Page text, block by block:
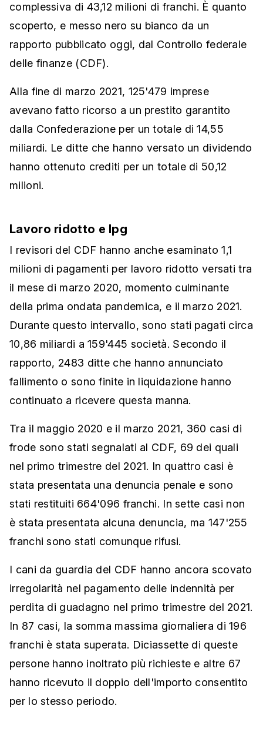
complessiva di 43,12 milioni di franchi. È quanto
scoperto, e messo nero su bianco da un
rapporto pubblicato oggi, dal Controllo federale
delle finanze (CDF).
Alla fine di marzo 2021, 125'479 imprese
avevano fatto ricorso a un prestito garantito
dalla Confederazione per un totale di 14,55
miliardi. Le ditte che hanno versato un dividendo
hanno ottenuto crediti per un totale di 50,12
milioni.
Lavoro ridotto e Ipg
I revisori del CDF hanno anche esaminato 1,1
milioni di pagamenti per lavoro ridotto versati tra
il mese di marzo 2020, momento culminante
della prima ondata pandemica, e il marzo 2021.
Durante questo intervallo, sono stati pagati circa
10,86 miliardi a 159'445 società. Secondo il
rapporto, 2483 ditte che hanno annunciato
fallimento o sono finite in liquidazione hanno
continuato a ricevere questa manna.
Tra il maggio 2020 e il marzo 2021, 360 casi di
frode sono stati segnalati al CDF, 69 dei quali
nel primo trimestre del 2021. In quattro casi è
stata presentata una denuncia penale e sono
stati restituiti 664'096 franchi. In sette casi non
è stata presentata alcuna denuncia, ma 147'255
franchi sono stati comunque rifusi.
I cani da guardia del CDF hanno ancora scovato
irregolarità nel pagamento delle indennità per
perdita di guadagno nel primo trimestre del 2021.
In 87 casi, la somma massima giornaliera di 196
franchi è stata superata. Diciassette di queste
persone hanno inoltrato più richieste e altre 67
hanno ricevuto il doppio dell'importo consentito
per lo stesso periodo.